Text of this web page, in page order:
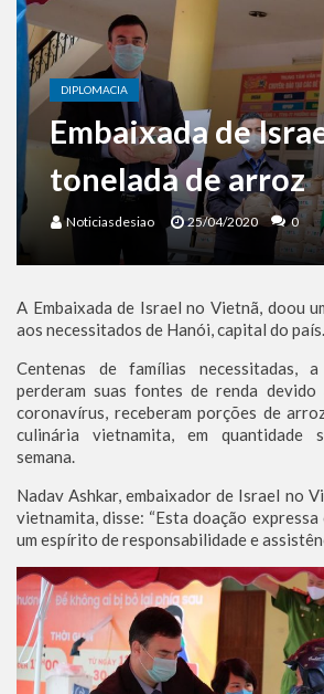
Benjamin Netanyahu faz discurso impactante no
DIPLOMACIA
Embaixada de
tonelada de arroz
Noticiasdesiao 25/04/2020 0
A Embaixada de Israel no Vietnã, doou
aos necessitados de Hanói, capital do país.
Centenas de famílias necessitadas,
perderam suas fontes de renda
coronavírus, receberam porções de
culinária vietnamita, em quantidade
semana.
Nadav Ashkar, embaixador de Israel no
vietnamita, disse: “Esta doação
um espírito de responsabilidade e